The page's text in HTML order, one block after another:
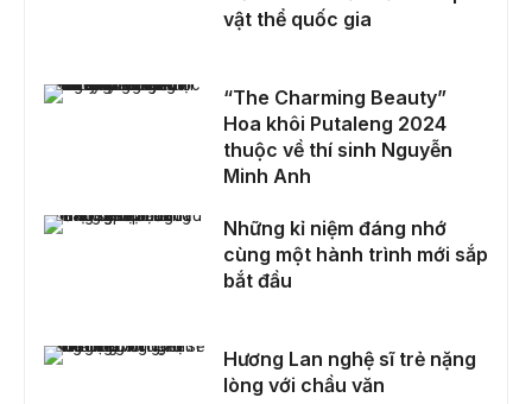
vật thể quốc gia
“The Charming Beauty” Hoa khôi Putaleng 2024 thuộc về thí sinh Nguyễn Minh Anh
“The Charming Beauty”
Hoa khôi Putaleng 2024
thuộc về thí sinh Nguyễn
Minh Anh
Những kỉ niệm đáng nhớ cùng một hành trình mới sắp bắt đầu
Những kỉ niệm đáng nhớ
cùng một hành trình mới sắp
bắt đầu
Hương Lan nghệ sĩ trẻ nặng lòng với chầu văn
Hương Lan nghệ sĩ trẻ nặng
lòng với chầu văn